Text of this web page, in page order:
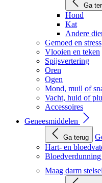
Ga
Hond
Kat
Andere
Gemoed en stress
Vlooien en teken
Spijsvertering
Oren
Ogen
Mond, muil of
Vacht, huid of
Accessoires
Geneesmiddelen
Ga terug
Hart- en
Maag darm stelsel